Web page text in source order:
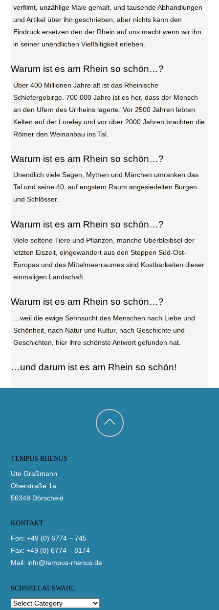
verfilmt, unzählige Male gemalt, und tausende Abhandlungen
und Artikel über ihn geschrieben, aber nichts kann den
Eindruck ersetzen den der Rhein auf uns macht wenn wir ihn
in seiner unendlichen Vielfältigkeit erleben.
Warum ist es am Rhein so schön…?
Über 400 Millionen Jahre alt ist das Rheinische
Schiefergebirge. 700 000 Jahre ist es her, dass der Mensch
an den Ufern des Urrheins lagerte. Vor 2500 Jahren lebten
Kelten auf der Loreley und vor über 2000 Jahren brachten die
Römer den Weinanbau ins Tal.
Warum ist es am Rhein so schön…?
Unendlich viele Sagen, Mythen und Märchen umranken das
Tal und seine 40, auf engstem Raum angesiedelten Burgen
und Schlösser.
Warum ist es am Rhein so schön…?
Viele seltene Tiere und Pflanzen, manche Überbleibsel der
letzten Eiszeit, eingewandert aus den Steppen Süd-Ost-
Europas und des Mittelmeerraumes sind Kostbarkeiten dieser
einmaligen Landschaft.
Warum ist es am Rhein so schön…?
…weil die ewige Sehnsucht des Menschen nach Liebe und
Schönheit, nach Natur und Kultur, nach Geschichte und
Geschichten, hier ihre schönste Antwort gefunden hat.
…und darum ist es am Rhein so schön!
Back
TEMPUS RHENUS
Ute Graßmann
Oberstraße 1a
56348 Dörscheid
KONTAKT
Fon: +49 (0) 6774 – 745
Fax: +49 (0) 6774 – 8174
Mail: info@tempus-rhenus.de
SCHNELLAUSWAHL